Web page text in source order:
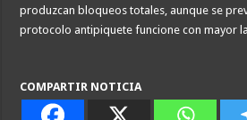
produzcan bloqueos totales, aunque se
protocolo antipiquete funcione con mayor
COMPARTIR NOTICIA